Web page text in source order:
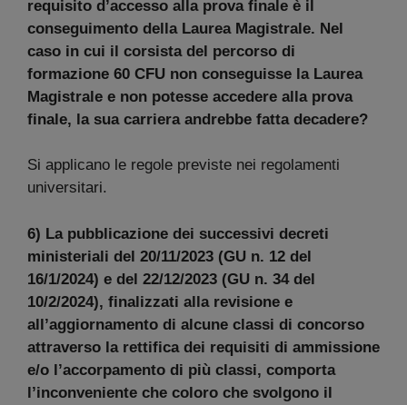
requisito d’accesso alla prova finale è il
conseguimento della Laurea Magistrale. Nel
caso in cui il corsista del percorso di
formazione 60 CFU non conseguisse la Laurea
Magistrale e non potesse accedere alla prova
finale, la sua carriera andrebbe fatta decadere?
Si applicano le regole previste nei regolamenti
universitari.
6) La pubblicazione dei successivi decreti
ministeriali del 20/11/2023 (GU n. 12 del
16/1/2024) e del 22/12/2023 (GU n. 34 del
10/2/2024), finalizzati alla revisione e
all’aggiornamento di alcune classi di concorso
attraverso la rettifica dei requisiti di ammissione
e/o l’accorpamento di più classi, comporta
l’inconveniente che coloro che svolgono il